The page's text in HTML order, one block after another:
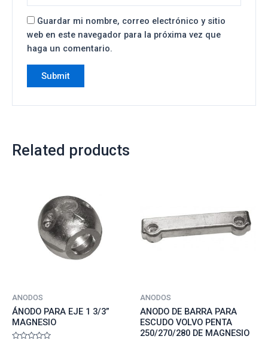
Guardar mi nombre, correo electrónico y sitio
web en este navegador para la próxima vez que
haga un comentario.
Related products
ANODOS
ÁNODO PARA EJE 1 3/3”
MAGNESIO
ANODOS
ANODO DE BARRA PARA
ESCUDO VOLVO PENTA
250/270/280 DE MAGNESIO